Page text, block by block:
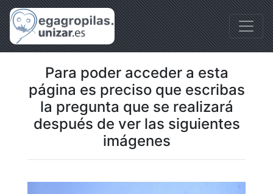
Para poder acceder a esta
página es preciso que escribas
la pregunta que se realizará
después de ver las siguientes
imágenes